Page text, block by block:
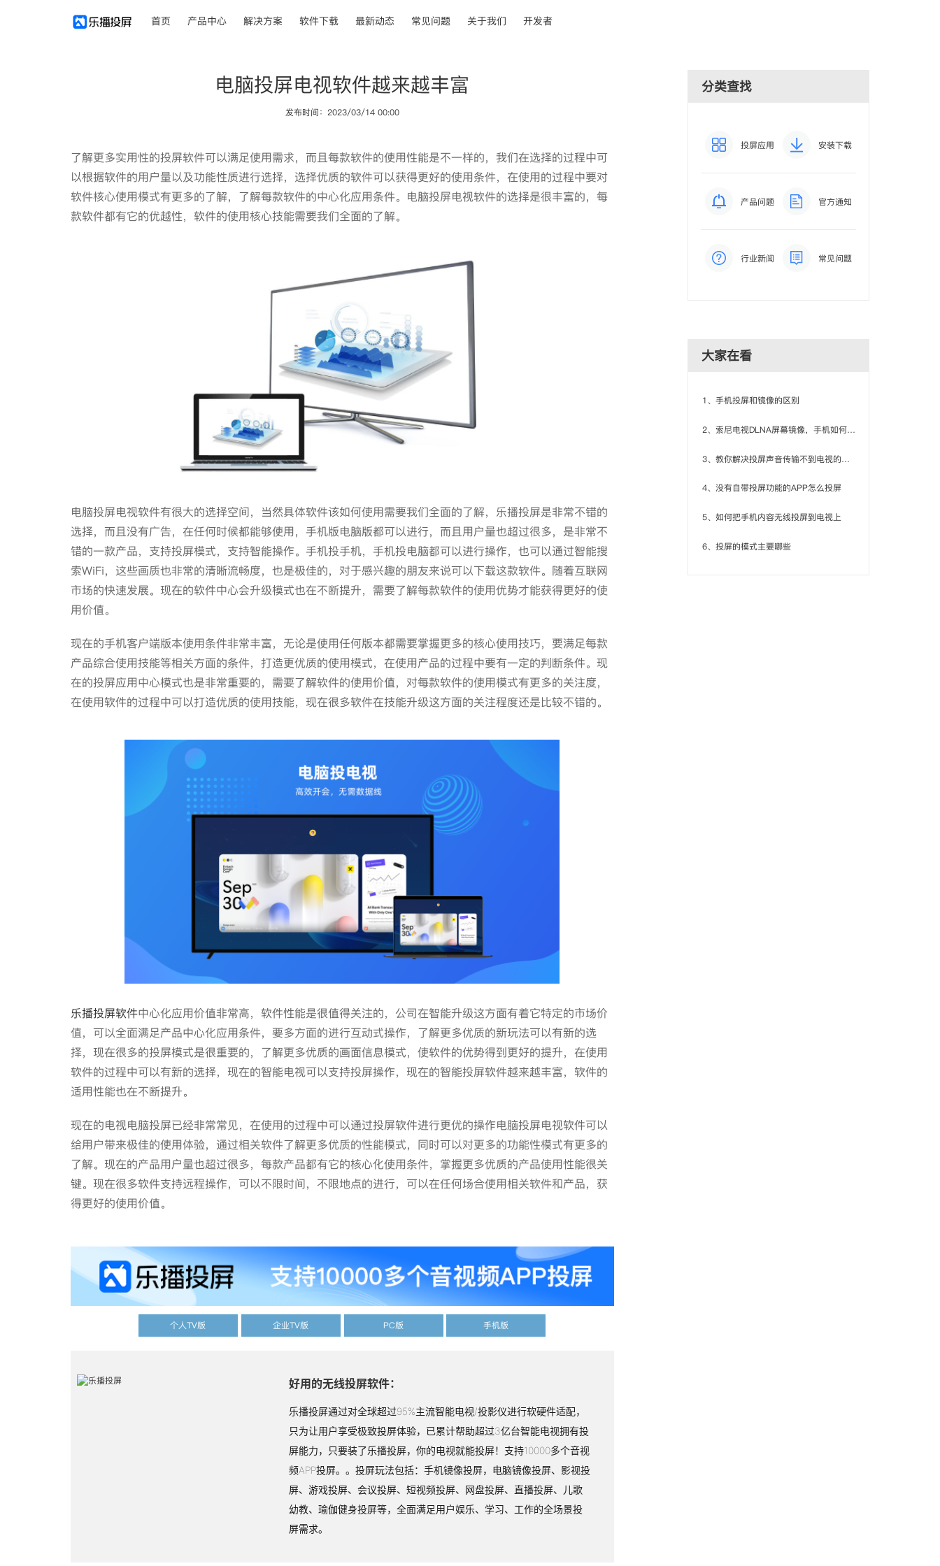
首页 产品中心 解决方案 软件下载 最新动态 常见问题 关于我们 开发者
电脑投屏电视软件越来越丰富
发布时间：2023/03/14 00:00
了解更多实用性的投屏软件可以满足使用需求，而且每款软件的使用性能是不一样的，我们在选择的过程中可
以根据软件的用户量以及功能性质进行选择，选择优质的软件可以获得更好的使用条件，在使用的过程中要对
软件核心使用模式有更多的了解，了解每款软件的中心化应用条件。电脑投屏电视软件的选择是很丰富的，每
款软件都有它的优越性，软件的使用核心技能需要我们全面的了解。
电脑投屏电视软件有很大的选择空间，当然具体软件该如何使用需要我们全面的了解，乐播投屏是非常不错的
选择，而且没有广告，在任何时候都能够使用，手机版电脑版都可以进行，而且用户量也超过很多，是非常不
错的一款产品，支持投屏模式，支持智能操作。手机投手机，手机投电脑都可以进行操作，也可以通过智能搜
索WiFi，这些画质也非常的清晰流畅度，也是极佳的，对于感兴趣的朋友来说可以下载这款软件。随着互联网
市场的快速发展。现在的软件中心会升级模式也在不断提升，需要了解每款软件的使用优势才能获得更好的使
用价值。
现在的手机客户端版本使用条件非常丰富，无论是使用任何版本都需要掌握更多的核心使用技巧，要满足每款
产品综合使用技能等相关方面的条件，打造更优质的使用模式，在使用产品的过程中要有一定的判断条件。现
在的投屏应用中心模式也是非常重要的，需要了解软件的使用价值，对每款软件的使用模式有更多的关注度，
在使用软件的过程中可以打造优质的使用技能，现在很多软件在技能升级这方面的关注程度还是比较不错的。
乐播投屏软件中心化应用价值非常高，软件性能是很值得关注的，公司在智能升级这方面有着它特定的市场价
值，可以全面满足产品中心化应用条件，要多方面的进行互动式操作，了解更多优质的新玩法可以有新的选
择，现在很多的投屏模式是很重要的，了解更多优质的画面信息模式，使软件的优势得到更好的提升，在使用
软件的过程中可以有新的选择，现在的智能电视可以支持投屏操作，现在的智能投屏软件越来越丰富，软件的
适用性能也在不断提升。
现在的电视电脑投屏已经非常常见，在使用的过程中可以通过投屏软件进行更优的操作电脑投屏电视软件可以
给用户带来极佳的使用体验，通过相关软件了解更多优质的性能模式，同时可以对更多的功能性模式有更多的
了解。现在的产品用户量也超过很多，每款产品都有它的核心化使用条件，掌握更多优质的产品使用性能很关
键。现在很多软件支持远程操作，可以不限时间，不限地点的进行，可以在任何场合使用相关软件和产品，获
得更好的使用价值。
个人TV版 企业TV版 PC版 手机版
好用的无线投屏软件：
乐播投屏通过对全球超过95%主流智能电视/投影仪进行软硬件适配，
只为让用户享受极致投屏体验，已累计帮助超过3亿台智能电视拥有投
屏能力，只要装了乐播投屏，你的电视就能投屏！支持10000多个音视
频APP投屏。。投屏玩法包括：手机镜像投屏，电脑镜像投屏、影视投
屏、游戏投屏、会议投屏、短视频投屏、网盘投屏、直播投屏、儿歌
幼教、瑜伽健身投屏等，全面满足用户娱乐、学习、工作的全场景投
屏需求。
分类查找
投屏应用 安装下载
产品问题 官方通知
行业新闻 常见问题
大家在看
1、手机投屏和镜像的区别
2、索尼电视DLNA屏幕镜像，手机如何连接？
3、教你解决投屏声音传输不到电视的问题
4、没有自带投屏功能的APP怎么投屏
5、如何把手机内容无线投屏到电视上
6、投屏的模式主要哪些